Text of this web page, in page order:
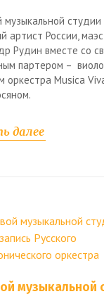
музыкальной студии
артист России,
Рудин вместе со
партером –
оркестра Musica
далее
музыкальной